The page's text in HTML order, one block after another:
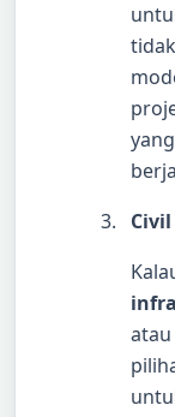
Civil